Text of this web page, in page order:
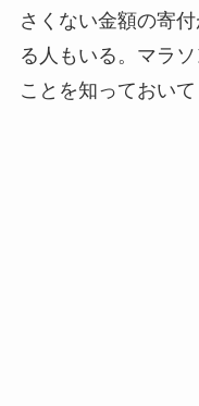
さくない金額の寄
る人もいる。マラ
ことを知っておいて